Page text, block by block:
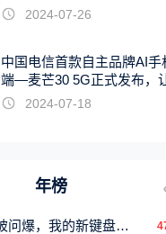
起
2024-07-26
中国电信首款自主品牌AI手
端—麦芒30 5G正式发布，
触手可及2024-07-18
年榜
打字打到一半被问爆，我的新键盘皮肤才是暑期隐藏快乐源